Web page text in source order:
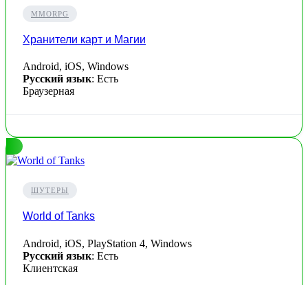
MMORPG
Хранители карт и Магии
Android, iOS, Windows
Русский язык: Есть
Браузерная
ШУТЕРЫ
World of Tanks
Android, iOS, PlayStation 4, Windows
Русский язык: Есть
Клиентская